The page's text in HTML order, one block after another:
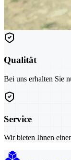
Qualität
Bei uns erhalten Sie
Service
Wir bieten Ihnen